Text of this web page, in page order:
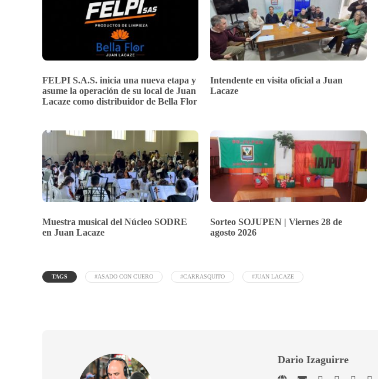
FELPI S.A.S. inicia una nueva etapa y
asume la operación de su local de Juan
Lacaze como distribuidor de Bella Flor
Intendente en visita oficial a Juan
Lacaze
Muestra musical del Núcleo SODRE
en Juan Lacaze
Sorteo SOJUPEN | Viernes 28 de
agosto 2026
TAGS #ASADO CON CUERO #CARRASQUITO #JUAN LACAZE
Dario Izaguirre